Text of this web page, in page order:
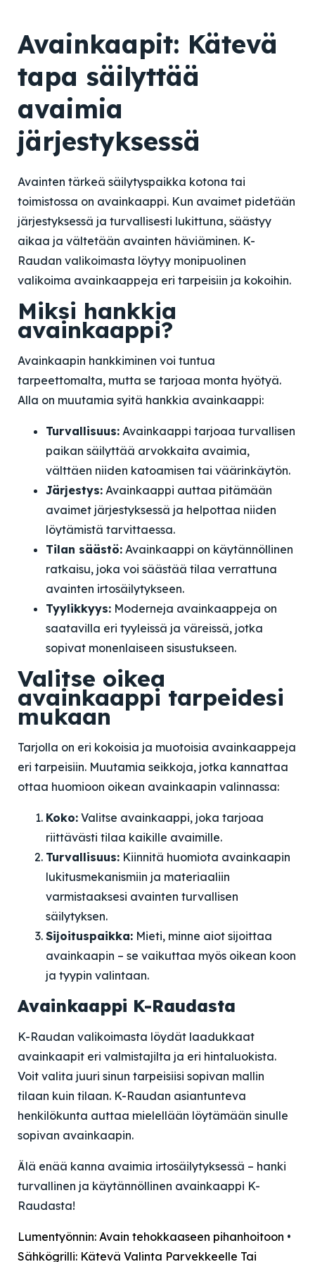
Avainkaapit: Kätevä
tapa säilyttää
avaimia
järjestyksessä
Avainten tärkeä säilytyspaikka kotona tai
toimistossa on avainkaappi. Kun avaimet pidetään
järjestyksessä ja turvallisesti lukittuna, säästyy
aikaa ja vältetään avainten häviäminen. K-
Raudan valikoimasta löytyy monipuolinen
valikoima avainkaappeja eri tarpeisiin ja kokoihin.
Miksi hankkia
avainkaappi?
Avainkaapin hankkiminen voi tuntua
tarpeettomalta, mutta se tarjoaa monta hyötyä.
Alla on muutamia syitä hankkia avainkaappi:
Turvallisuus: Avainkaappi tarjoaa turvallisen
paikan säilyttää arvokkaita avaimia,
välttäen niiden katoamisen tai väärinkäytön.
Järjestys: Avainkaappi auttaa pitämään
avaimet järjestyksessä ja helpottaa niiden
löytämistä tarvittaessa.
Tilan säästö: Avainkaappi on käytännöllinen
ratkaisu, joka voi säästää tilaa verrattuna
avainten irtosäilytykseen.
Tyylikkyys: Moderneja avainkaappeja on
saatavilla eri tyyleissä ja väreissä, jotka
sopivat monenlaiseen sisustukseen.
Valitse oikea
avainkaappi tarpeidesi
mukaan
Tarjolla on eri kokoisia ja muotoisia avainkaappeja
eri tarpeisiin. Muutamia seikkoja, jotka kannattaa
ottaa huomioon oikean avainkaapin valinnassa:
Koko: Valitse avainkaappi, joka tarjoaa
riittävästi tilaa kaikille avaimille.
Turvallisuus: Kiinnitä huomiota avainkaapin
lukitusmekanismiin ja materiaaliin
varmistaaksesi avainten turvallisen
säilytyksen.
Sijoituspaikka: Mieti, minne aiot sijoittaa
avainkaapin – se vaikuttaa myös oikean koon
ja tyypin valintaan.
Avainkaappi K-Raudasta
K-Raudan valikoimasta löydät laadukkaat
avainkaapit eri valmistajilta ja eri hintaluokista.
Voit valita juuri sinun tarpeisiisi sopivan mallin
tilaan kuin tilaan. K-Raudan asiantunteva
henkilökunta auttaa mielellään löytämään sinulle
sopivan avainkaapin.
Älä enää kanna avaimia irtosäilytyksessä – hanki
turvallinen ja käytännöllinen avainkaappi K-
Raudasta!
Lumentyönnin: Avain tehokkaaseen pihanhoitoon •
Sähkögrilli: Kätevä Valinta Parvekkeelle Tai